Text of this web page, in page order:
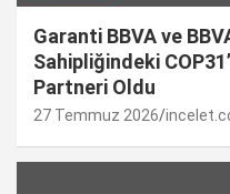
Garanti BBVA ve
Sahipliğindeki
Partneri Oldu
27 Temmuz 2026